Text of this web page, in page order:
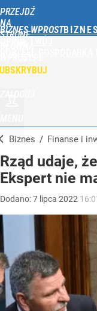
PRZEJDŹ
NA
STRONĘ
BIZNES WPROST
Biznes / Finanse i
Rząd udaje,
Ekspert nie
Dodano:7 lipca 2022